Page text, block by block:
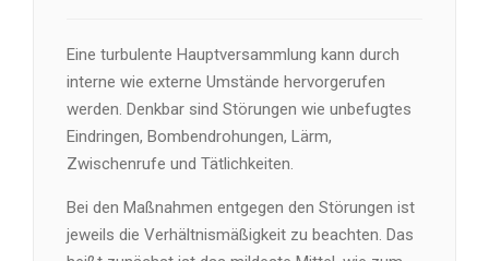
Eine turbulente Hauptversammlung kann durch
interne wie externe Umstände hervorgerufen
werden. Denkbar sind Störungen wie unbefugtes
Eindringen, Bombendrohungen, Lärm,
Zwischenrufe und Tätlichkeiten.
Bei den Maßnahmen entgegen den Störungen ist
jeweils die Verhältnismäßigkeit zu beachten. Das